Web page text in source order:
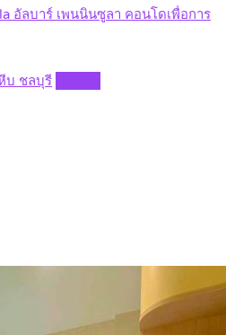
อัลบาร์ เพนนินซูลา คอนโดเพื่อการ
บ ชลบุรี